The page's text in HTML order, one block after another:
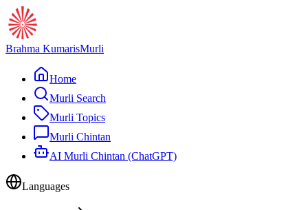
Brahma KumarisMurli
Home
Murli Search
Murli Topics
Murli Chintan
AI Murli Chintan (ChatGPT)
Languages